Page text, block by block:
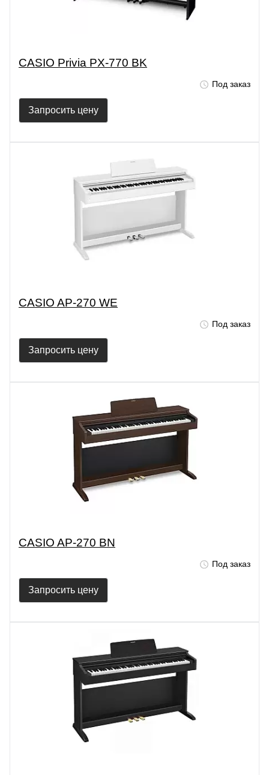
CASIO Privia PX-770 BK
Под заказ
Запросить цену
CASIO AP-270 WE
Под заказ
Запросить цену
CASIO AP-270 BN
Под заказ
Запросить цену